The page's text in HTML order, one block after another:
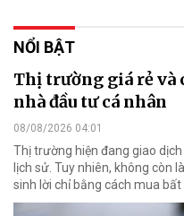
NỔI BẬT
Thị trường giá rẻ và
nhà đầu tư cá nhân
08/08/2026 04:01
Thị trường hiện đang giao
lịch sử. Tuy nhiên, không còn
sinh lời chỉ bằng cách mua